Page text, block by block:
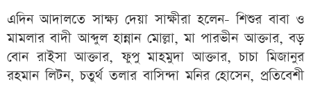
এদিন আদালতে সাক্ষ্য দেয়া সাক্ষীরা হলেন- শিশুর বাবা ও
মামলার বাদী আব্দুল হান্নান মোল্লা, মা পারভীন আক্তার, বড়
বোন রাইসা আক্তার, ফুপু মাহমুদা আক্তার, চাচা মিজানুর
রহমান লিটন, চতুর্থ তলার বাসিন্দা মনির হোসেন, প্রতিবেশী